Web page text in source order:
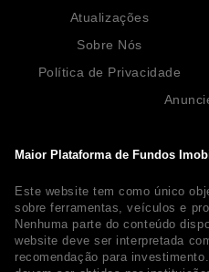
Maior Plataforma de Fundos
Este website tem como único
sobre ferramentas, veículos e
Nenhuma parte do conteúdo
website deve ser interpretada
recomendação para
Atualizações
Sobre Nós
Política de Privacidade